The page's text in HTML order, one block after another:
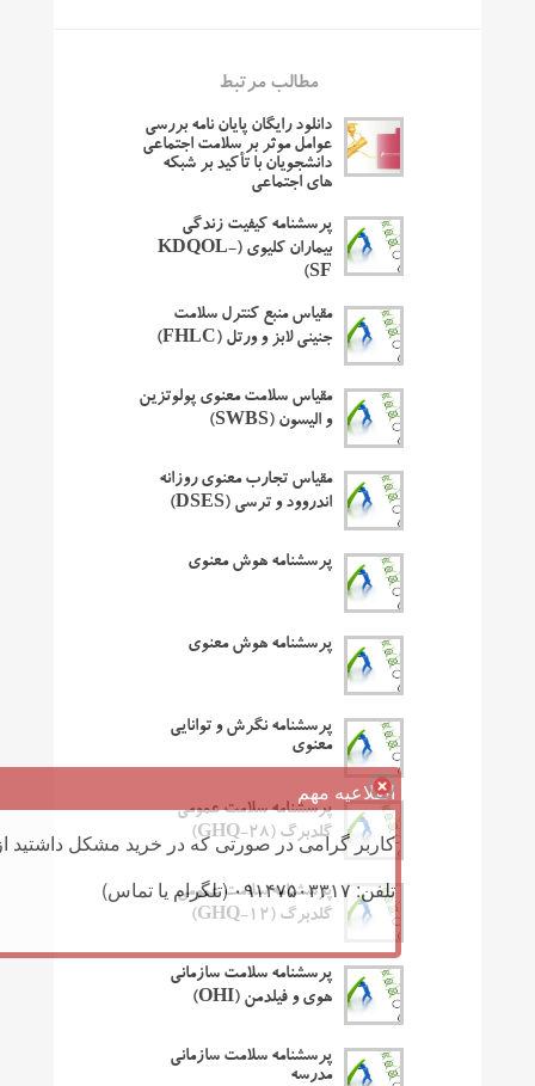
مطالب مرتبط
دانلود رایگان پایان نامه بررسی
عوامل موثر بر سلامت اجتماعی
دانشجویان با تأکید بر شبکه
های اجتماعی
پرسشنامه کیفیت زندگی
بیماران کلیوی (KDQOL-
SF)
مقیاس منبع کنترل سلامت
جنینی لابز و ورتل (FHLC)
مقیاس سلامت معنوی پولوتزین
و الیسون (SWBS)
مقیاس تجارب معنوی روزانه
اندروود و ترسی (DSES)
پرسشنامه هوش معنوی
پرسشنامه هوش معنوی
پرسشنامه نگرش و توانایی
معنوی
پرسشنامه سلامت عمومی
گلدبرگ (GHQ-28)
پرسشنامه سلامت عمومی
گلدبرگ (GHQ-12)
پرسشنامه سلامت سازمانی
هوی و فیلدمن (OHI)
پرسشنامه سلامت سازمانی
مدرسه
اطلاعیه مهم
کاربر گرامی در صورتی که در خرید مشکل داشتید
تلفن: ۰۹۱۴۷۵۰۳۳۱۷ (تلگرام یا تماس)